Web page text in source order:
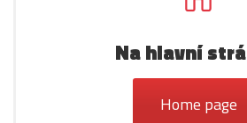
Na hlavní
Home page